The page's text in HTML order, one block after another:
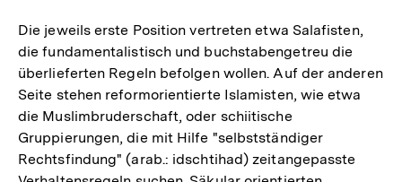
Die jeweils erste Position vertreten etwa Salafisten,
die fundamentalistisch und buchstabengetreu die
überlieferten Regeln befolgen wollen. Auf der anderen
Seite stehen reformorientierte Islamisten, wie etwa
die Muslimbruderschaft, oder schiitische
Gruppierungen, die mit Hilfe "selbstständiger
Rechtsfindung" (arab.: idschtihad) zeitangepasste